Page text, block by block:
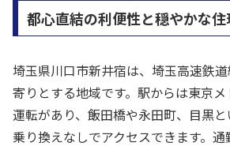
都心直結の利便性と穏やかな住
埼玉県川口市新井宿は、埼玉高速鉄
寄りとする地域です。駅からは東京
運転があり、飯田橋や永田町、目黒
乗り換えなしでアクセスできます。